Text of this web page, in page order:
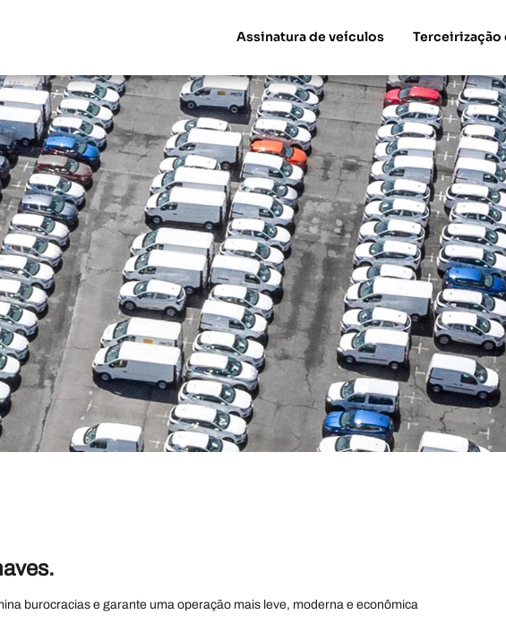
Assinatura de veículos Terceirização
burocracias e garante uma operação mais leve, moderna e econômica